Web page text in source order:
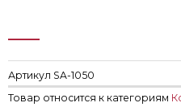
Артикул SA-1050
Товар относится к категориям